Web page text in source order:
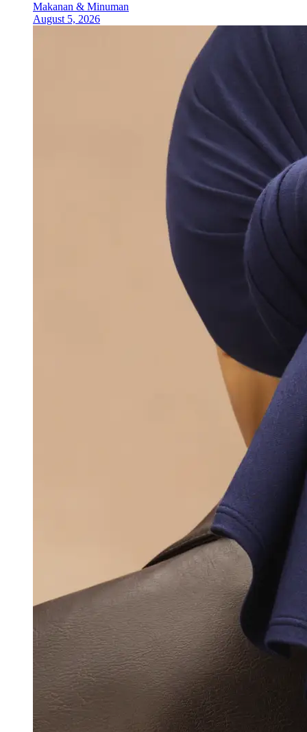
Makanan & Minuman
August 5, 2026